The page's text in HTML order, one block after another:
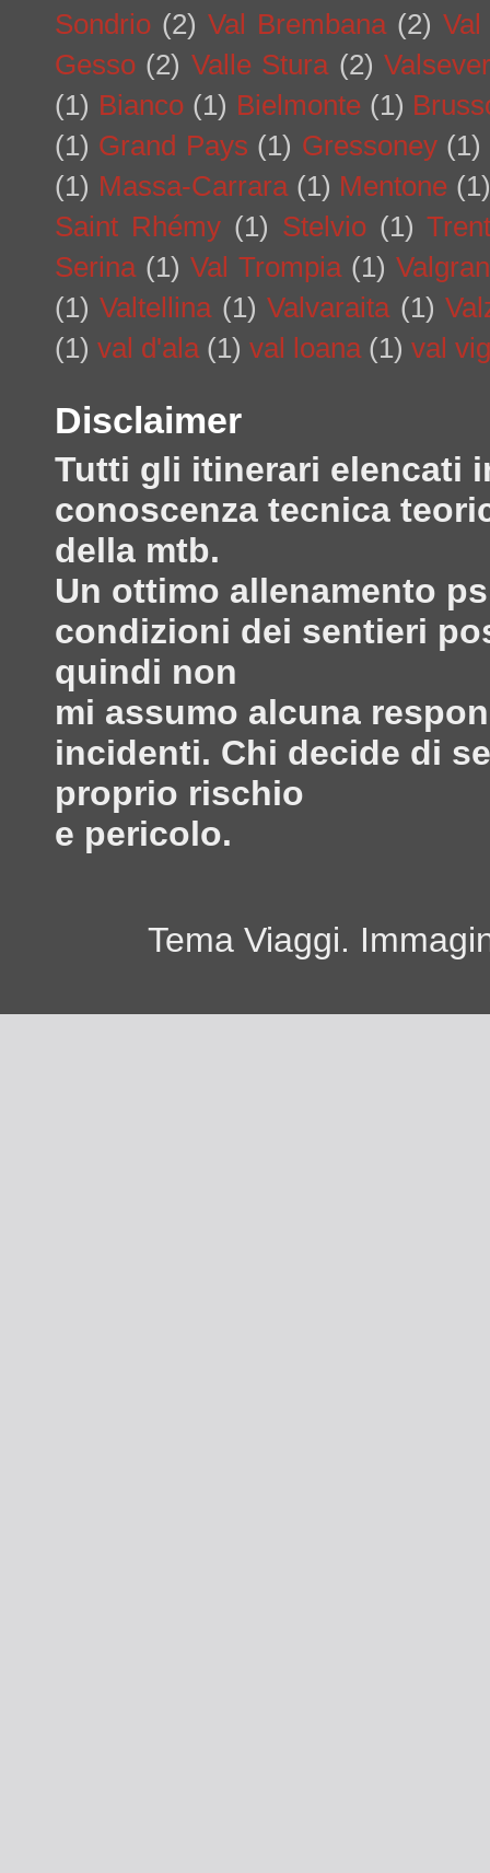
Sondrio (2) Val Brembana (2)
Gesso (2) Valle Stura (2)
(1) Bianco (1) Bielmonte (1)
(1) Grand Pays (1) Gressoney (1)
(1) Massa-Carrara (1) Mentone
Saint Rhémy (1) Stelvio (1)
Serina (1) Val Trompia (1)
(1) Valtellina (1) Valvaraita (1)
(1) val d'ala (1) val loana (1) val
Disclaimer
Tutti gli itinerari elencati
conoscenza tecnica
della mtb.
Un ottimo allenamento
condizioni dei sentieri
quindi non
mi assumo alcuna
incidenti. Chi decide di
proprio rischio
e pericolo.
Tema Viaggi.